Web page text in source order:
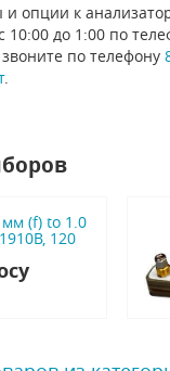
и опции к
10:00 до 1:00 по
по телефону
.
(f) to 1.0
120